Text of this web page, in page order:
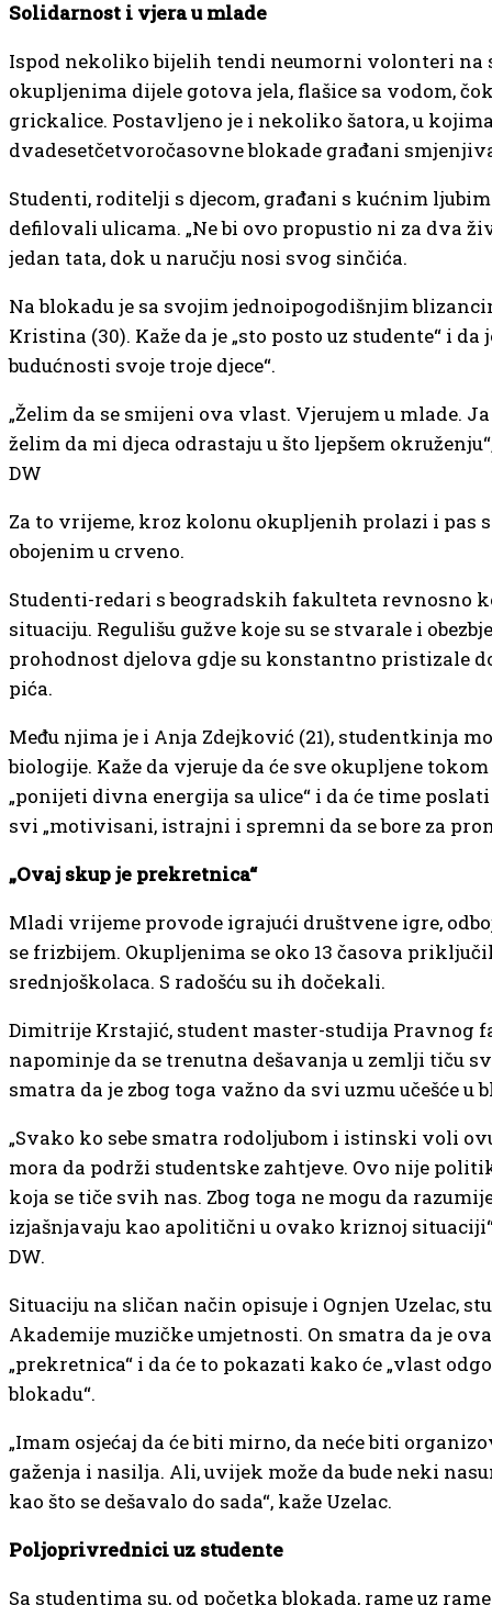
Solidarnost i vjera u mlade
Ispod nekoliko bijelih tendi neumorni volonteri na
okupljenima dijele gotova jela, flašice sa vodom,
grickalice. Postavljeno je i nekoliko šatora, u
dvadesetčetvoročasovne blokade građani
Studenti, roditelji s djecom, građani s kućnim
defilovali ulicama. „Ne bi ovo propustio ni za dva
jedan tata, dok u naručju nosi svog sinčića.
Na blokadu je sa svojim jednoipogodišnjim
Kristina (30). Kaže da je „sto posto uz studente“ i da
budućnosti svoje troje djece“.
„Želim da se smijeni ova vlast. Vjerujem u mlade.
želim da mi djeca odrastaju u što ljepšem
DW
Za to vrijeme, kroz kolonu okupljenih prolazi i pas
obojenim u crveno.
Studenti-redari s beogradskih fakulteta revnosno
situaciju. Regulišu gužve koje su se stvarale i
prohodnost djelova gdje su konstantno pristizale
pića.
Među njima je i Anja Zdejković (21), studentkinja
biologije. Kaže da vjeruje da će sve okupljene
„ponijeti divna energija sa ulice“ i da će time
svi „motivisani, istrajni i spremni da se bore za
„Ovaj skup je prekretnica“
Mladi vrijeme provode igrajući društvene igre,
se frizbijem. Okupljenima se oko 13 časova
srednjoškolaca. S radošću su ih dočekali.
Dimitrije Krstajić, student master-studija Pravnog
napominje da se trenutna dešavanja u zemlji tiču
smatra da je zbog toga važno da svi uzmu učešće u
„Svako ko sebe smatra rodoljubom i istinski voli
mora da podrži studentske zahtjeve. Ovo nije
koja se tiče svih nas. Zbog toga ne mogu da
izjašnjavaju kao apolitični u ovako kriznoj
DW.
Situaciju na sličan način opisuje i Ognjen Uzelac,
Akademije muzičke umjetnosti. On smatra da je
„prekretnica“ i da će to pokazati kako će „vlast
blokadu“.
„Imam osjećaj da će biti mirno, da neće biti
gaženja i nasilja. Ali, uvijek može da bude neki
kao što se dešavalo do sada“, kaže Uzelac.
Poljoprivrednici uz studente
Sa studentima su, od početka blokada, rame uz